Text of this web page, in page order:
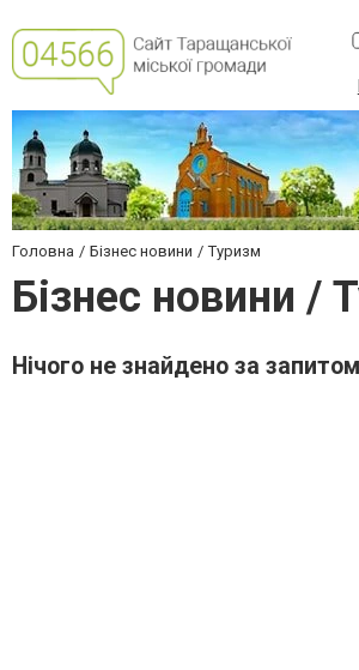
Головна Бізнес новини Туризм
Бізнес новини /
Нічого не знайдено за запитом